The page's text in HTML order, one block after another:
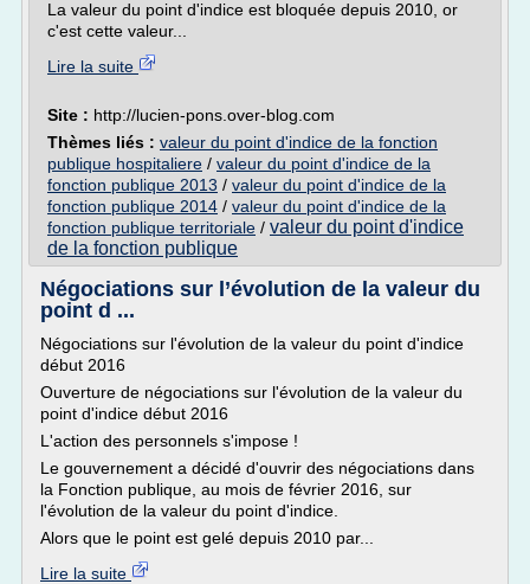
La valeur du point d'indice est bloquée depuis 2010, or
c'est cette valeur...
Lire la suite
Site : http://lucien-pons.over-blog.com
Thèmes liés : valeur du point d'indice de la fonction
publique hospitaliere / valeur du point d'indice de la
fonction publique 2013 / valeur du point d'indice de la
fonction publique 2014 / valeur du point d'indice de la
fonction publique territoriale / valeur du point d'indice
de la fonction publique
Négociations sur l’évolution de la valeur du
point d ...
Négociations sur l'évolution de la valeur du point d'indice
début 2016
Ouverture de négociations sur l'évolution de la valeur du
point d'indice début 2016
L'action des personnels s'impose !
Le gouvernement a décidé d'ouvrir des négociations dans
la Fonction publique, au mois de février 2016, sur
l'évolution de la valeur du point d'indice.
Alors que le point est gelé depuis 2010 par...
Lire la suite